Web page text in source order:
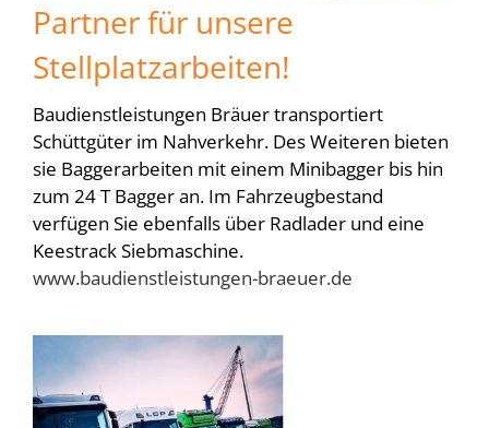
Partner für unsere
Stellplatzarbeiten!
Baudienstleistungen Bräuer transportiert
Schüttgüter im Nahverkehr. Des Weiteren bieten
sie Baggerarbeiten mit einem Minibagger bis hin
zum 24 T Bagger an. Im Fahrzeugbestand
verfügen Sie ebenfalls über Radlader und eine
Keestrack Siebmaschine.
www.baudienstleistungen-braeuer.de